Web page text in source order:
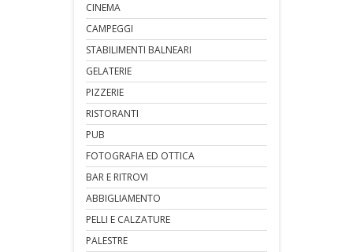
CINEMA
CAMPEGGI
STABILIMENTI BALNEARI
GELATERIE
PIZZERIE
RISTORANTI
PUB
FOTOGRAFIA ED OTTICA
BAR E RITROVI
ABBIGLIAMENTO
PELLI E CALZATURE
PALESTRE